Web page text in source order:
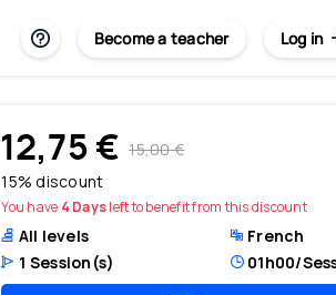
Become a teacher Log in
12,75 € 15,00 €
15% discount
You have 4 Daysleft to benefit from this discount
All levels
1 Session(s)
French
01h00/